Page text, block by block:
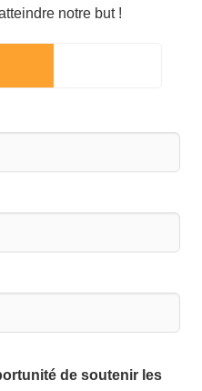
notre but !
de soutenir les